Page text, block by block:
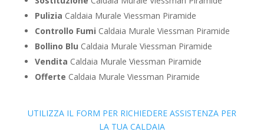
Pulizia Caldaia Murale Viessman Piramide
Controllo Fumi Caldaia Murale Viessman Piramide
Bollino Blu Caldaia Murale Viessman Piramide
Vendita Caldaia Murale Viessman Piramide
Offerte Caldaia Murale Viessman Piramide
UTILIZZA IL FORM PER RICHIEDERE ASSISTENZA PER
LA TUA CALDAIA